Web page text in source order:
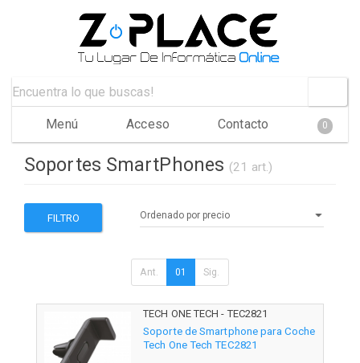
Menú Acceso Contacto 0
Soportes SmartPhones (21 art.)
FILTRO
Ant. 01 Sig.
TECH ONE TECH - TEC2821
Soporte de Smartphone para Coche
Tech One Tech TEC2821